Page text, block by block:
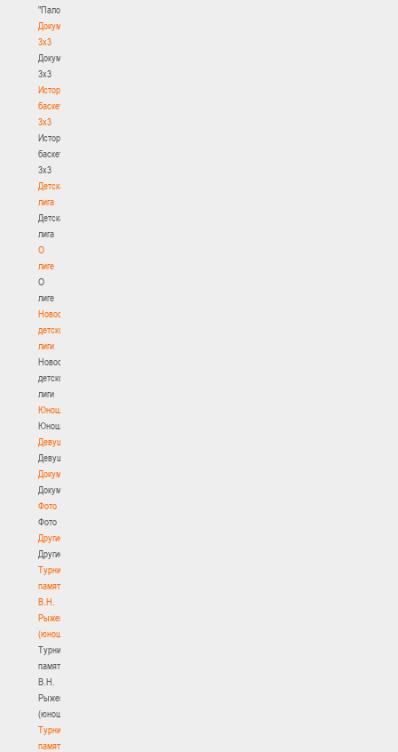
"Палова"
Документы
3х3
Документы
3х3
История
баскетбола
3х3
История
баскетбола
3х3
Детская
лига
Детская
лига
О
лиге
О
лиге
Новости
детской
лиги
Новости
детской
лиги
Юноши
Юноши
Девушки
Девушки
Документы
Документы
Фото
Фото
Другие
Другие
Турнир
памяти
В.Н.
Рыженкова
(юноши)
Турнир
памяти
В.Н.
Рыженкова
(юноши)
Турнир
памяти